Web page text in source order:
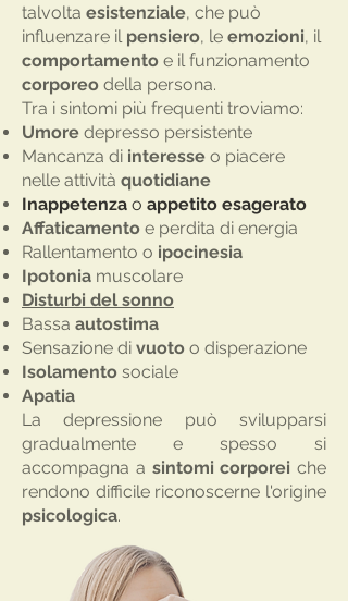
talvolta esistenziale, che può
influenzare il pensiero, le emozioni, il
comportamento e il funzionamento
corporeo della persona.
Tra i sintomi più frequenti troviamo:
Umore depresso persistente
Mancanza di interesse o piacere
nelle attività quotidiane
Inappetenza o appetito esagerato
Affaticamento e perdita di energia
Rallentamento o ipocinesia
Ipotonia muscolare
Disturbi del sonno
Bassa autostima
Sensazione di vuoto o disperazione
Isolamento sociale
Apatia
La depressione può svilupparsi
gradualmente e spesso si
accompagna a sintomi corporei che
rendono difficile riconoscerne l'origine
psicologica.